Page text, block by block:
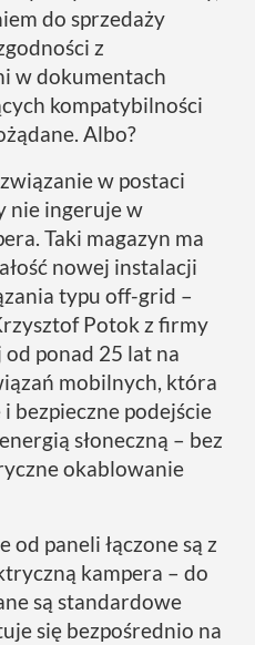
do sprzedaży
z
w dokumentach
kompatybilności
Albo?
w postaci
nie ingeruje w
Taki magazyn ma
nowej instalacji
typu off-grid –
Potok z firmy
od ponad 25 lat na
mobilnych, która
bezpieczne podejście
słoneczną – bez
okablowanie
paneli łączone są z
kampera – do
są standardowe
się bezpośrednio na